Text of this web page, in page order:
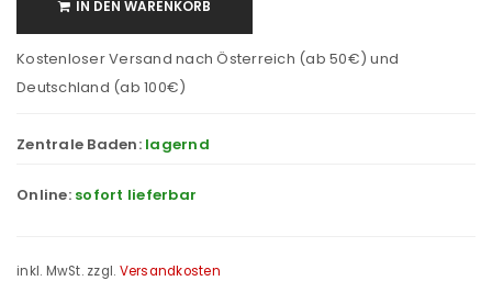
IN DEN WARENKORB
Kostenloser Versand nach Österreich (ab 50€) und
Deutschland (ab 100€)
Zentrale Baden: lagernd
Online: sofort lieferbar
inkl. MwSt. zzgl. Versandkosten